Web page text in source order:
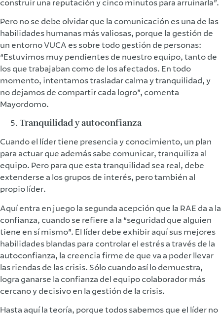
construir una reputación y cinco minutos para arruinarla”.
Pero no se debe olvidar que la comunicación es una de las
habilidades humanas más valiosas, porque la gestión de
un entorno VUCA es sobre todo gestión de personas:
“Estuvimos muy pendientes de nuestro equipo, tanto de
los que trabajaban como de los afectados. En todo
momento, intentamos trasladar calma y tranquilidad, y
no dejamos de compartir cada logro”, comenta
Mayordomo.
Tranquilidad y autoconfianza
Cuando el líder tiene presencia y conocimiento, un plan
para actuar que además sabe comunicar, tranquiliza al
equipo. Pero para que esta tranquilidad sea real, debe
extenderse a los grupos de interés, pero también al
propio líder.
Aquí entra en juego la segunda acepción que la RAE da a la
confianza, cuando se refiere a la “seguridad que alguien
tiene en sí mismo”. El líder debe exhibir aquí sus mejores
habilidades blandas para controlar el estrés a través de la
autoconfianza, la creencia firme de que va a poder llevar
las riendas de las crisis. Sólo cuando así lo demuestra,
logra ganarse la confianza del equipo colaborador más
cercano y decisivo en la gestión de la crisis.
Hasta aquí la teoría, porque todos sabemos que el líder no